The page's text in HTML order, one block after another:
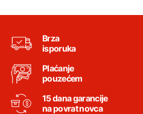
Brza
isporuka
Plaćanje
pouzećem
15 dana garancije
na povrat novca